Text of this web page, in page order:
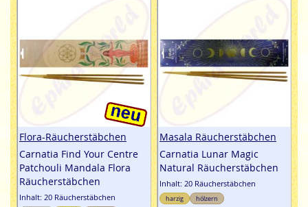
Flora-Räucherstäbchen
Carnatia Find Your Centre
Patchouli Mandala Flora
Räucherstäbchen
Inhalt: 20 Räucherstäbchen
Masala Räucherstäbchen
Carnatia Lunar Magic
Natural Räucherstäbchen
Inhalt: 20 Räucherstäbchen
harzig hölzern